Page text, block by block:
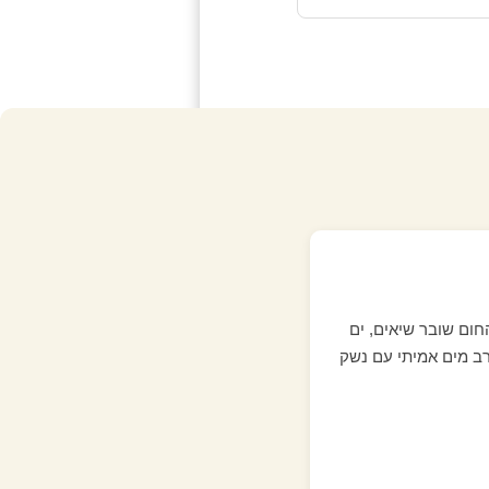
שובר שיאים, ים
מים אמיתי עם נשק